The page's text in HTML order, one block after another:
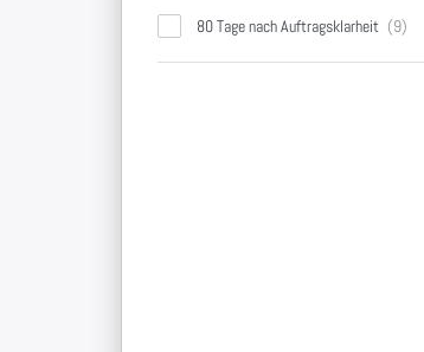
80 Tage nach Auftragsklarheit